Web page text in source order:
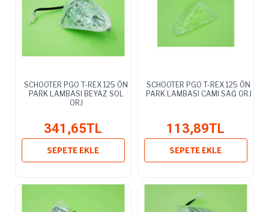
SCHOOTER PGO T-REX 125 ÖN
PARK LAMBASI BEYAZ SOL
ORJ
341,65TL
SEPETE EKLE
SCHOOTER PGO T-REX 125 ÖN
PARK LAMBASI CAMI SAĞ ORJ
113,89TL
SEPETE EKLE